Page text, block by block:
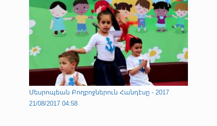
Մեսրոպեան Բողբոջներուն Հանդէսը - 2017
21/08/2017 04:58